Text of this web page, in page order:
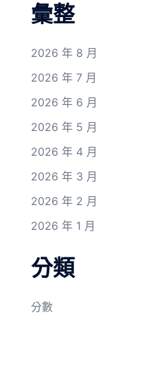
彙整
2026 年 8 月
2026 年 7 月
2026 年 6 月
2026 年 5 月
2026 年 4 月
2026 年 3 月
2026 年 2 月
2026 年 1 月
分類
分數